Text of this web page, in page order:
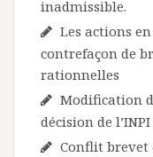
inadmissible.
Les actions
contrefaçon de
rationnelles
Modification
décision de
Conflit brevet